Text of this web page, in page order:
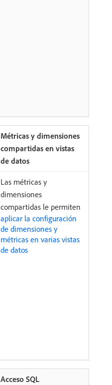
Métricas y dimensiones
compartidas en vistas
de datos
Las métricas y
dimensiones
compartidas le permiten
aplicar la configuración
de dimensiones y
métricas en varias vistas
de datos
Acceso SQL